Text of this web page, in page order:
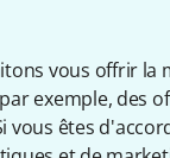
vous offrir
exemple, des
vous êtes